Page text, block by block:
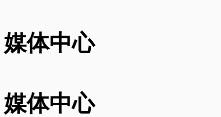
媒体中心
媒体中心